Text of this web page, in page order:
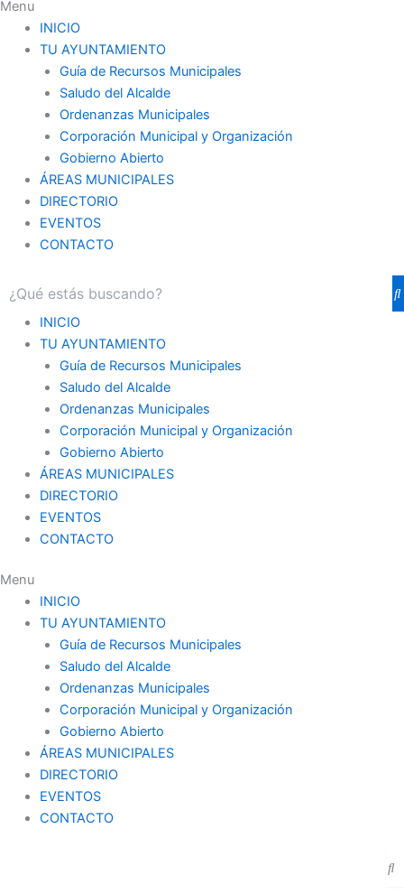
Menu
INICIO
TU AYUNTAMIENTO
Guía de Recursos Municipales
Saludo del Alcalde
Ordenanzas Municipales
Corporación Municipal y Organización
Gobierno Abierto
ÁREAS MUNICIPALES
DIRECTORIO
EVENTOS
CONTACTO
INICIO
TU AYUNTAMIENTO
Guía de Recursos Municipales
Saludo del Alcalde
Ordenanzas Municipales
Corporación Municipal y Organización
Gobierno Abierto
ÁREAS MUNICIPALES
DIRECTORIO
EVENTOS
CONTACTO
Menu
INICIO
TU AYUNTAMIENTO
Guía de Recursos Municipales
Saludo del Alcalde
Ordenanzas Municipales
Corporación Municipal y Organización
Gobierno Abierto
ÁREAS MUNICIPALES
DIRECTORIO
EVENTOS
CONTACTO